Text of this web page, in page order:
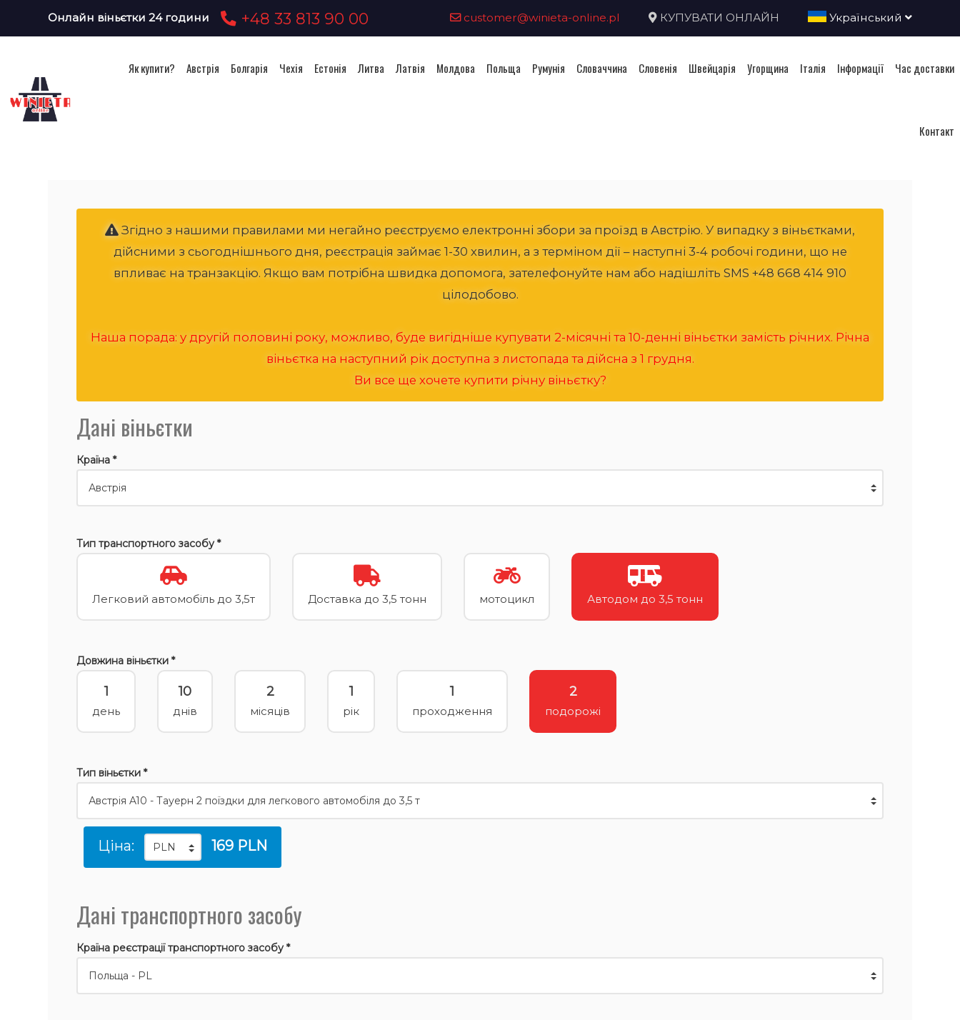
Онлайн віньєтки 24 години +48 33 813 90 00 customer@winieta-online.pl КУПУВАТИ ОНЛАЙН Український
Як купити? Австрія Болгарія Чехія Естонія Литва Латвія Молдова Польща Румунія Словаччина Словенія Швейцарія Угорщина Італія Інформації Час доставки
Контакт
Згідно з нашими правилами ми негайно реєструємо електронні збори за проїзд в Австрію. У випадку з віньєтками,
дійсними з сьогоднішнього дня, реєстрація займає 1-30 хвилин, а з терміном дії – наступні 3-4 робочі години, що не
впливає на транзакцію. Якщо вам потрібна швидка допомога, зателефонуйте нам або надішліть SMS +48 668 414 910
цілодобово.
Наша порада: у другій половині року, можливо, буде вигідніше купувати 2-місячні та 10-денні віньєтки замість річних. Річна
віньєтка на наступний рік доступна з листопада та дійсна з 1 грудня.
Ви все ще хочете купити річну віньєтку?
Дані віньєтки
Країна *
Тип транспортного засобу *
Легковий автомобіль до 3,5т Доставка до 3,5 тонн мотоцикл Автодом до 3,5 тонн
Довжина віньєтки *
1
день
10
днів
2
місяців
1
рік
1
проходження
2
подорожі
Тип віньєтки *
Ціна: 169 PLN
Дані транспортного засобу
Країна реєстрації транспортного засобу *